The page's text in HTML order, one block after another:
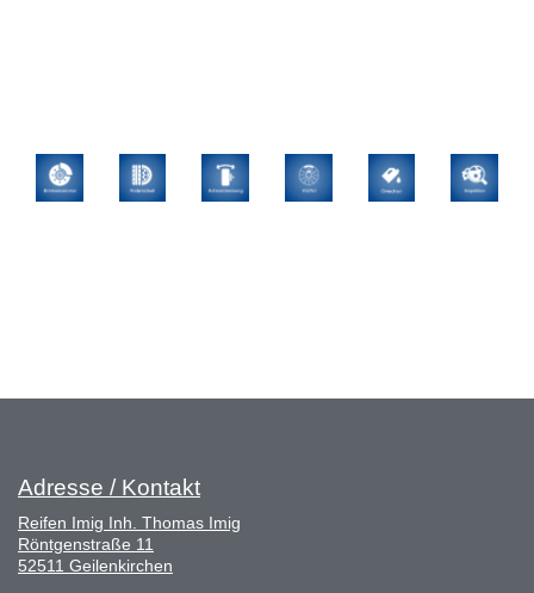
Adresse / Kontakt
Reifen Imig Inh. Thomas Imig
Röntgenstraße 11
52511 Geilenkirchen